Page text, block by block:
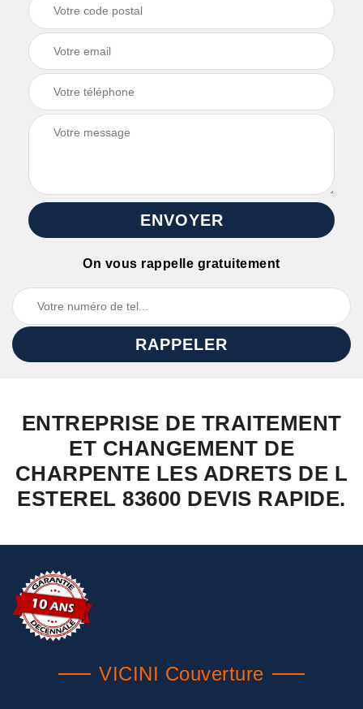
On vous rappelle gratuitement
ENTREPRISE DE TRAITEMENT
ET CHANGEMENT DE
CHARPENTE LES ADRETS DE L
ESTEREL 83600 DEVIS RAPIDE.
VICINI Couverture